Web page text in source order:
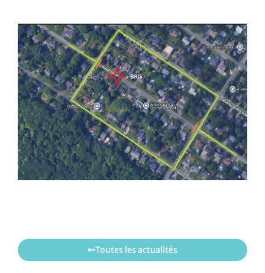
Toutes les actualités